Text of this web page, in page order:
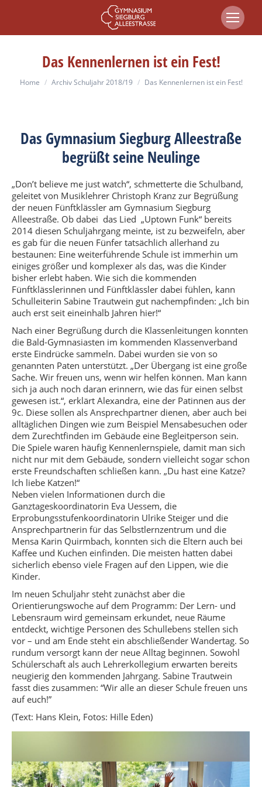
Das Kennenlernen ist ein Fest!
You are here:
Home Archiv Schuljahr 2018/19 Das Kennenlernen ist ein Fest!
Das Gymnasium Siegburg Alleestraße
begrüßt seine Neulinge
„Don’t believe me just watch“, schmetterte die Schulband,
geleitet von Musiklehrer Christoph Kranz zur Begrüßung
der neuen Fünftklässler am Gymnasium Siegburg
Alleestraße. Ob dabei das Lied „Uptown Funk“ bereits
2014 diesen Schuljahrgang meinte, ist zu bezweifeln, aber
es gab für die neuen Fünfer tatsächlich allerhand zu
bestaunen: Eine weiterführende Schule ist immerhin um
einiges größer und komplexer als das, was die Kinder
bisher erlebt haben. Wie sich die kommenden
Fünftklässlerinnen und Fünftklässler dabei fühlen, kann
Schulleiterin Sabine Trautwein gut nachempfinden: „Ich bin
auch erst seit eineinhalb Jahren hier!“
Nach einer Begrüßung durch die Klassenleitungen konnten
die Bald-Gymnasiasten im kommenden Klassenverband
erste Eindrücke sammeln. Dabei wurden sie von so
genannten Paten unterstützt. „Der Übergang ist eine große
Sache. Wir freuen uns, wenn wir helfen können. Man kann
sich ja auch noch daran erinnern, wie das für einen selbst
gewesen ist.“, erklärt Alexandra, eine der Patinnen aus der
9c. Diese sollen als Ansprechpartner dienen, aber auch bei
alltäglichen Dingen wie zum Beispiel Mensabesuchen oder
dem Zurechtfinden im Gebäude eine Begleitperson sein.
Die Spiele waren häufig Kennenlernspiele, damit man sich
nicht nur mit dem Gebäude, sondern vielleicht sogar schon
erste Freundschaften schließen kann. „Du hast eine Katze?
Ich liebe Katzen!“
Neben vielen Informationen durch die
Ganztageskoordinatorin Eva Uessem, die
Erprobungsstufenkoordinatorin Ulrike Steiger und die
Ansprechpartnerin für das Selbstlernzentrum und die
Mensa Karin Quirmbach, konnten sich die Eltern auch bei
Kaffee und Kuchen einfinden. Die meisten hatten dabei
sicherlich ebenso viele Fragen auf den Lippen, wie die
Kinder.
Im neuen Schuljahr steht zunächst aber die
Orientierungswoche auf dem Programm: Der Lern- und
Lebensraum wird gemeinsam erkundet, neue Räume
entdeckt, wichtige Personen des Schullebens stellen sich
vor – und am Ende steht ein abschließender Wandertag. So
rundum versorgt kann der neue Alltag beginnen. Sowohl
Schülerschaft als auch Lehrerkollegium erwarten bereits
neugierig den kommenden Jahrgang. Sabine Trautwein
fasst dies zusammen: “Wir alle an dieser Schule freuen uns
auf euch!”
(Text: Hans Klein, Fotos: Hille Eden)